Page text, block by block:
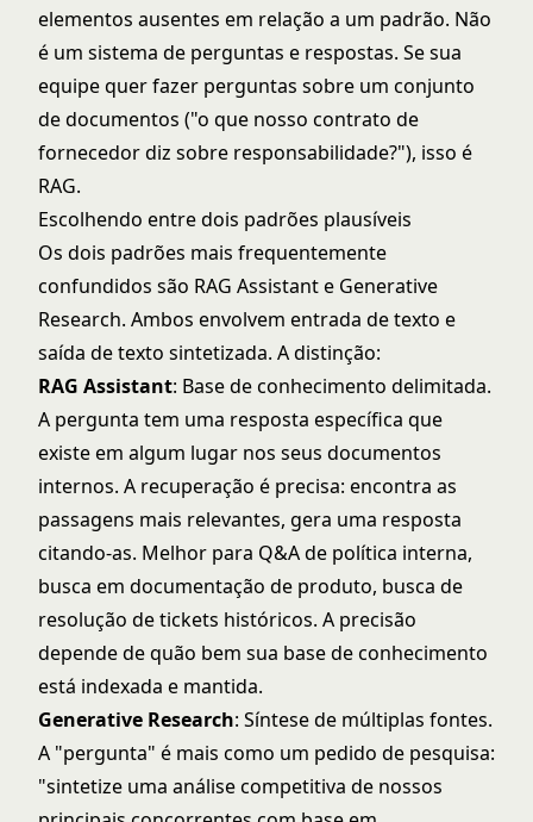
elementos ausentes em relação a um padrão. Não
é um sistema de perguntas e respostas. Se sua
equipe quer fazer perguntas sobre um conjunto
de documentos ("o que nosso contrato de
fornecedor diz sobre responsabilidade?"), isso é
RAG.
Escolhendo entre dois padrões plausíveis
Os dois padrões mais frequentemente
confundidos são RAG Assistant e Generative
Research. Ambos envolvem entrada de texto e
saída de texto sintetizada. A distinção:
RAG Assistant: Base de conhecimento delimitada.
A pergunta tem uma resposta específica que
existe em algum lugar nos seus documentos
internos. A recuperação é precisa: encontra as
passagens mais relevantes, gera uma resposta
citando-as. Melhor para Q&A de política interna,
busca em documentação de produto, busca de
resolução de tickets históricos. A precisão
depende de quão bem sua base de conhecimento
está indexada e mantida.
Generative Research: Síntese de múltiplas fontes.
A "pergunta" é mais como um pedido de pesquisa:
"sintetize uma análise competitiva de nossos